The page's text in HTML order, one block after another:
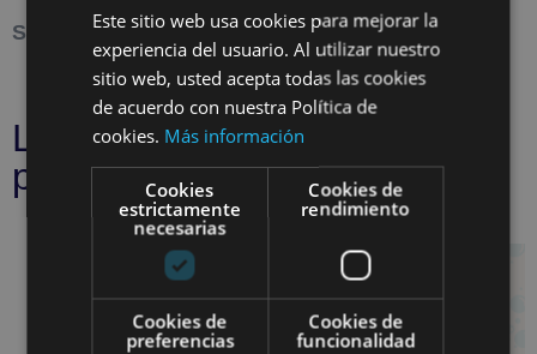
Servicio a domicilio gratuito incluido.
Los clientes que vieron este
producto también vieron
Este sitio web usa cookies para mejorar la
experiencia del usuario. Al utilizar nuestro
sitio web, usted acepta todas las cookies
de acuerdo con nuestra Política de
cookies. Más información
Cookies
estrictamente
necesarias
Cookies de
rendimiento
Cookies de
preferencias
Cookies de
funcionalidad